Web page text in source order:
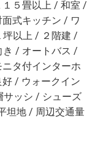
５畳以上 / 和室 /
式キッチン / ワ
坪以上 / ２階建 /
き / オートバス /
タ付インターホ
/ ウォークイン
サッシ / シューズ
坦地 / 周辺交通量